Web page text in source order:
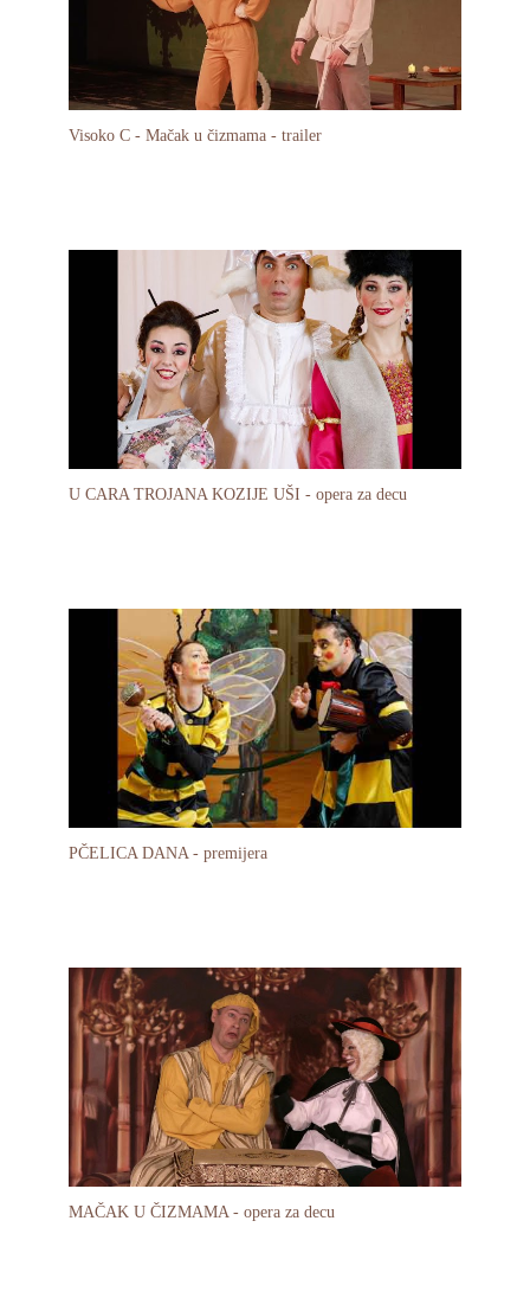
Visoko C - Mačak u čizmama - trailer
U CARA TROJANA KOZIJE UŠI - opera za decu
PČELICA DANA - premijera
MAČAK U ČIZMAMA - opera za decu